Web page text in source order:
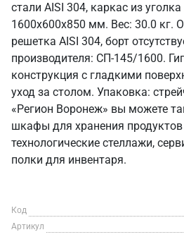
стали AISI 304, каркас из
1600x600x850 мм. Вес: 30.0 кг.
решетка AISI 304, борт
производителя: СП-145/1600.
конструкция с гладкими
уход за столом. Упаковка:
«Регион Воронеж» вы можете
шкафы для хранения
технологические стеллажи,
полки для инвентаря.
Код
Артикул